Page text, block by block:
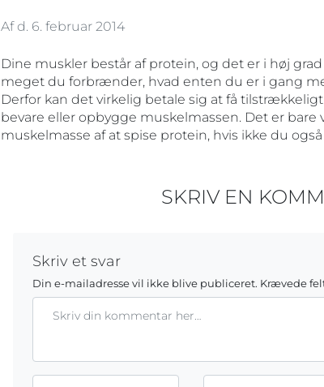
Af d. 6. februar 2014
Dine muskler består af protein, og det er i høj
meget du forbrænder, hvad enten du er i gang
Derfor kan det virkelig betale sig at få
bevare eller opbygge muskelmassen. Det er
muskelmasse af at spise protein, hvis ikke du
SKRIV EN
Skriv et svar
Din e-mailadresse vil ikke blive publiceret. Krævede